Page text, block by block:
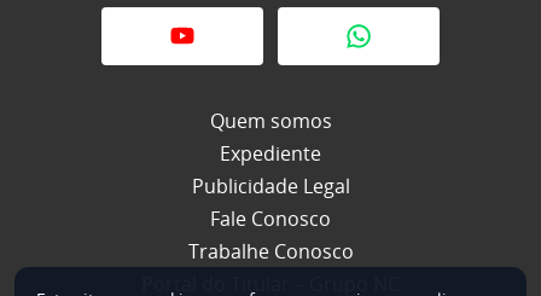
Quem somos
Expediente
Publicidade Legal
Fale Conosco
Trabalhe Conosco